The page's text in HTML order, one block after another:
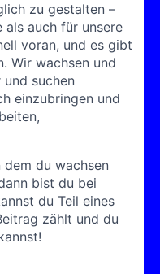
zu gestalten –
als auch für unsere
voran, und es gibt
Wir wachsen und
suchen
einzubringen und
dem du wachsen
bist du bei
du Teil eines
zählt und du